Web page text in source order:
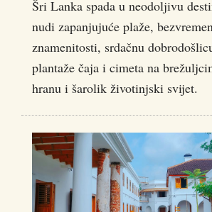
Šri Lanka spada u neodoljivu
nudi zapanjujuće plaže,
znamenitosti, srdačnu
plantaže čaja i cimeta na
hranu i šarolik životinjski svijet.